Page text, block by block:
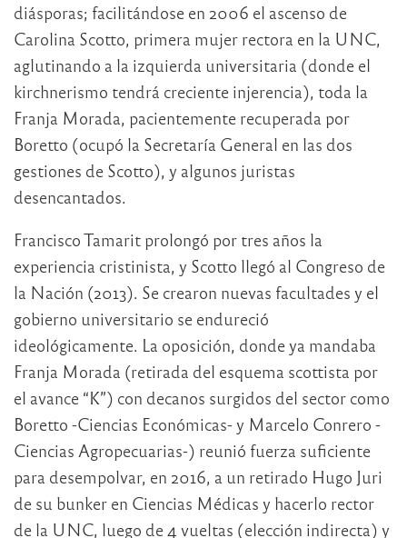
diásporas; facilitándose en 2006 el ascenso de
Carolina Scotto, primera mujer rectora en la UNC,
aglutinando a la izquierda universitaria (donde el
kirchnerismo tendrá creciente injerencia), toda la
Franja Morada, pacientemente recuperada por
Boretto (ocupó la Secretaría General en las dos
gestiones de Scotto), y algunos juristas
desencantados.
Francisco Tamarit prolongó por tres años la
experiencia cristinista, y Scotto llegó al Congreso de
la Nación (2013). Se crearon nuevas facultades y el
gobierno universitario se endureció
ideológicamente. La oposición, donde ya mandaba
Franja Morada (retirada del esquema scottista por
el avance “K”) con decanos surgidos del sector como
Boretto -Ciencias Económicas- y Marcelo Conrero -
Ciencias Agropecuarias-) reunió fuerza suficiente
para desempolvar, en 2016, a un retirado Hugo Juri
de su bunker en Ciencias Médicas y hacerlo rector
de la UNC, luego de 4 vueltas (elección indirecta) y